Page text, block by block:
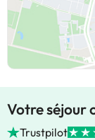
Votre séjour
Trustpilot